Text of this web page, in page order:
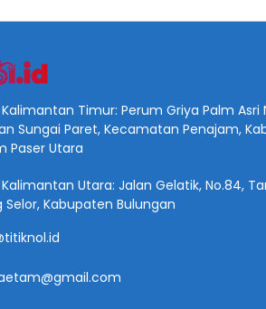
Timur: Perum Griya Palm Asri
Sungai Paret, Kecamatan Penajam,
Paser Utara
Utara: Jalan Gelatik, No.84,
Selor, Kabupaten Bulungan